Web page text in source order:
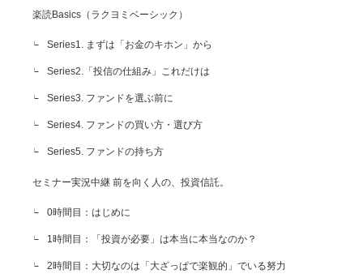
楽読Basics（ラクヨミベーシック）
Series1. まずは「お金のキホン」から
Series2.「投信の仕組み」これだけは
Series3. ファンドを選ぶ前に
Series4. ファンドの買い方・選び方
Series5. ファンドの持ち方
セミナー実況中継 前を向く人の、投資信託。
0時間目：はじめに
1時間目：「投資が必要」は本当に本当なのか？
2時間目：大切なのは「大ざっぱで楽観的」でいる努力